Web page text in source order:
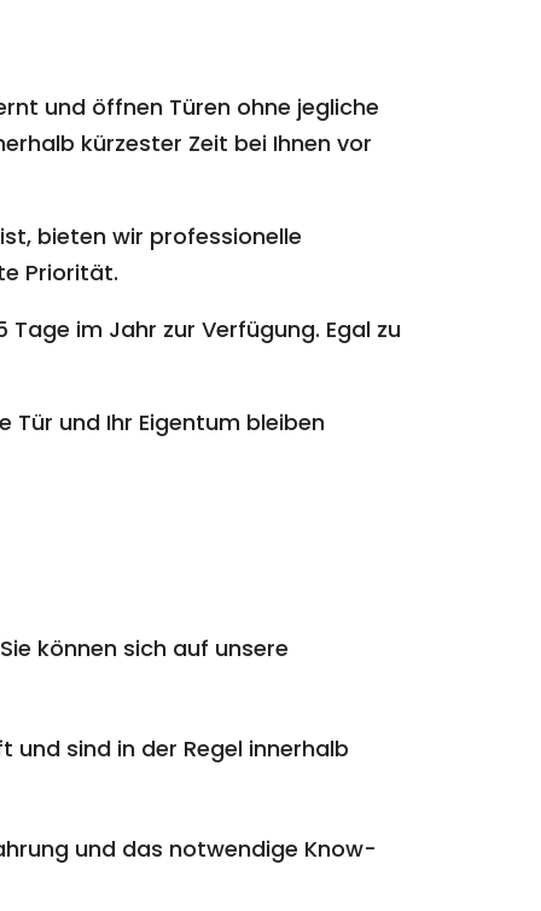
und öffnen Türen ohne jegliche
kürzester Zeit bei Ihnen vor
bieten wir professionelle
Priorität.
im Jahr zur Verfügung. Egal zu
Tür und Ihr Eigentum bleiben
können sich auf unsere
sind in der Regel innerhalb
und das notwendige Know-